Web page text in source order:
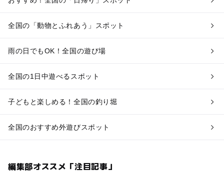
全国の「動物とふれあう」スポット
雨の日でもOK！全国の遊び場
全国の1日中遊べるスポット
子どもと楽しめる！全国の釣り堀
全国のおすすめ外遊びスポット
編集部オススメ「注目記事」